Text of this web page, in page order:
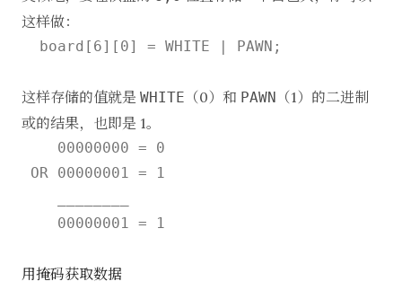
这样做：
  board[6][0] = WHITE | PAWN;
这样存储的值就是 WHITE （0）和 PAWN （1）的二进制
或的结果，也即是 1。
    00000000 = 0
OR 00000001 = 1
用掩码获取数据